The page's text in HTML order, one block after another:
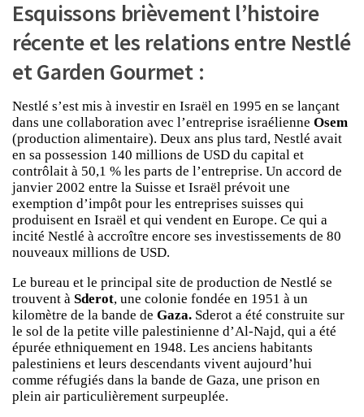
Esquissons brièvement l’histoire
récente et les relations entre Nestlé
et Garden Gourmet :
Nestlé s’est mis à investir en Israël en 1995 en se lançant
dans une collaboration avec l’entreprise israélienne Osem
(production alimentaire). Deux ans plus tard, Nestlé avait
en sa possession 140 millions de USD du capital et
contrôlait à 50,1 % les parts de l’entreprise. Un accord de
janvier 2002 entre la Suisse et Israël prévoit une
exemption d’impôt pour les entreprises suisses qui
produisent en Israël et qui vendent en Europe. Ce qui a
incité Nestlé à accroître encore ses investissements de 80
nouveaux millions de USD.
Le bureau et le principal site de production de Nestlé se
trouvent à Sderot, une colonie fondée en 1951 à un
kilomètre de la bande de Gaza. Sderot a été construite sur
le sol de la petite ville palestinienne d’Al-Najd, qui a été
épurée ethniquement en 1948. Les anciens habitants
palestiniens et leurs descendants vivent aujourd’hui
comme réfugiés dans la bande de Gaza, une prison en
plein air particulièrement surpeuplée.